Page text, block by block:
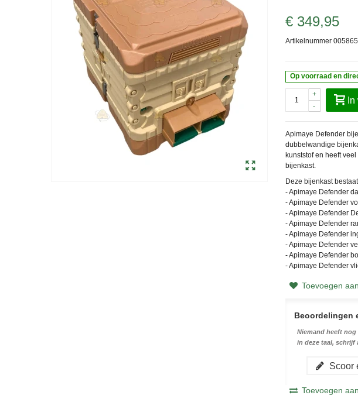
€ 349,95
Artikelnummer 005865
Op voorraad en
-
+
Apimaye Defender
dubbelwandige
kunststof en heeft
bijenkast.
Deze bijenkast
- Apimaye Defender
- Apimaye Defender
- Apimaye Defender
- Apimaye Defender
- Apimaye Defender
- Apimaye Defender
- Apimaye Defender
- Apimaye Defender
Toevoegen
Beoordelingen
Niemand heeft nog
in deze taal, schrijf
Scoor
Toevoegen